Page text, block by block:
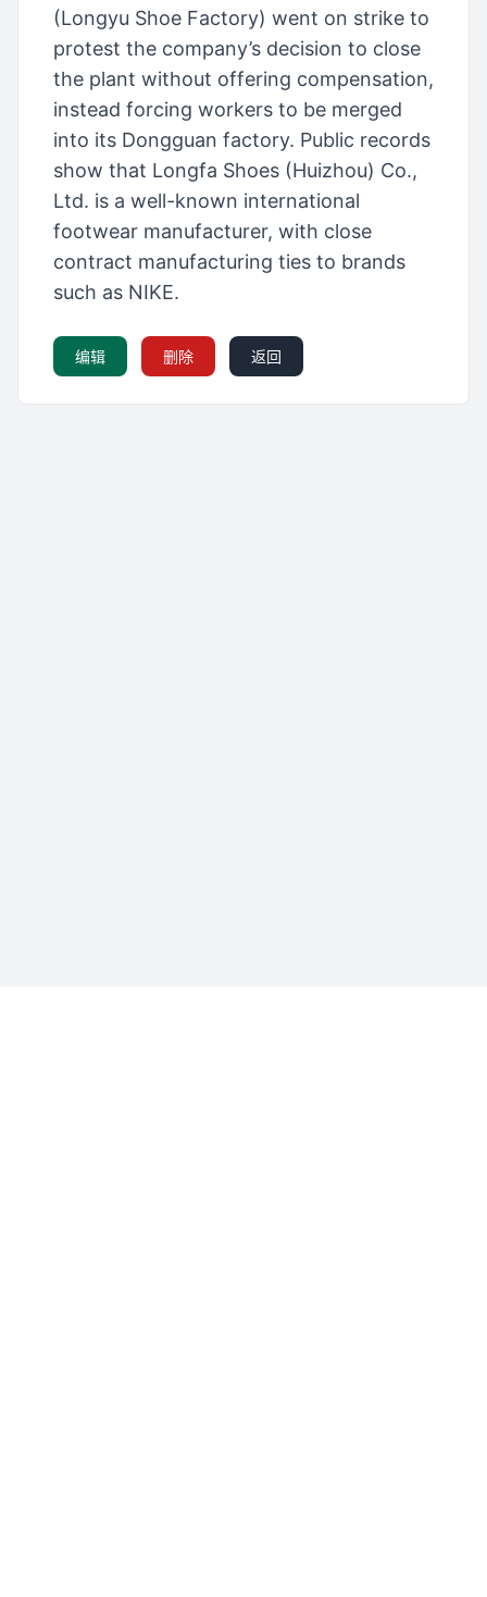
(Longyu Shoe Factory) went on strike to
protest the company’s decision to close
the plant without offering compensation,
instead forcing workers to be merged
into its Dongguan factory. Public records
show that Longfa Shoes (Huizhou) Co.,
Ltd. is a well-known international
footwear manufacturer, with close
contract manufacturing ties to brands
such as NIKE.
编辑 删除 返回